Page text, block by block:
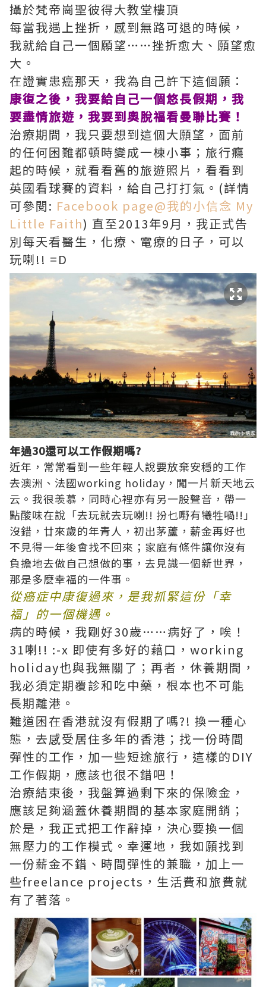
攝於梵帝崗聖彼得大教堂樓頂
每當我遇上挫折，感到無路可退的時候，
我就給自己一個願望……挫折愈大、願望愈
大。
在證實患癌那天，我為自己許下這個願：
康復之後，我要給自己一個悠長假期，我
要盡情旅遊，我要到奧脫福看曼聯比賽！
治療期間，我只要想到這個大願望，面前
的任何困難都頓時變成一棟小事；旅行癮
起的時候，就看看舊的旅遊照片，看看到
英國看球賽的資料，給自己打打氣。(詳情
可參閱: Facebook page@我的小信念 My
Little Faith) 直至2013年9月，我正式告
別每天看醫生，化療、電療的日子，可以
玩喇!! =D
年過30還可以工作假期嗎?
近年，常常看到一些年輕人說要放棄安穩的工作
去澳洲、法國working holiday，闖一片新天地云
云。我很羡慕，同時心裡亦有另一股聲音，帶一
點酸味在說「去玩就去玩喇!! 扮乜嘢有犧牲喎!!」
沒錯，廿來歲的年青人，初出茅蘆，薪金再好也
不見得一年後會找不回來；家庭有條件讓你沒有
負擔地去做自己想做的事，去見識一個新世界，
那是多麼幸福的一件事。
從癌症中康復過來，是我抓緊這份「幸
福」的一個機遇。
病的時候，我剛好30歲……病好了，唉！
31喇!! :-x 即使有多好的藉口，working
holiday也與我無關了；再者，休養期間，
我必須定期覆診和吃中藥，根本也不可能
長期離港。
難道困在香港就沒有假期了嗎?! 換一種心
態，去感受居住多年的香港；找一份時間
彈性的工作，加一些短途旅行，這樣的DIY
工作假期，應該也很不錯吧！
治療結束後，我盤算過剩下來的保險金，
應該足夠涵蓋休養期間的基本家庭開銷；
於是，我正式把工作辭掉，決心要換一個
無壓力的工作模式。幸運地，我如願找到
一份薪金不錯、時間彈性的兼職，加上一
些freelance projects，生活費和旅費就
有了著落。